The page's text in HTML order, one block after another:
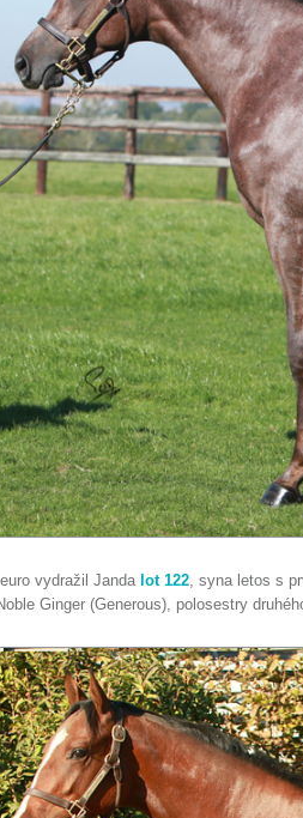
vydražil Janda lot 122, syna letos s
Ginger (Generous), polosestry